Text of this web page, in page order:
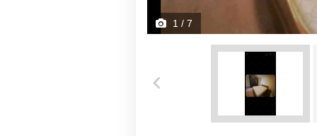
1 / 7